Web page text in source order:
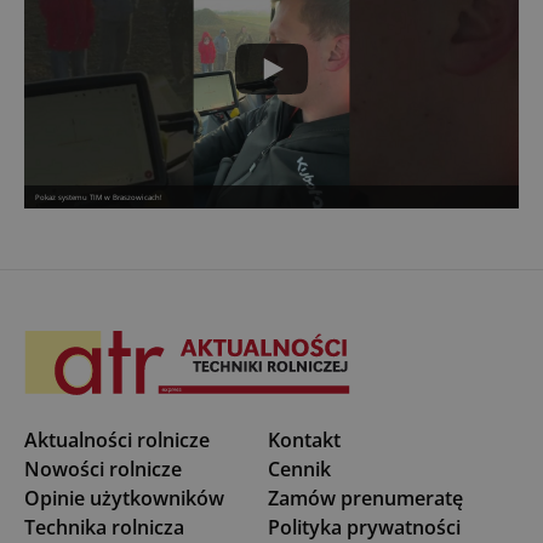
Pokaz systemu TIM w Braszowicach!
Aktualności rolnicze
Nowości rolnicze
Opinie użytkowników
Technika rolnicza
Kontakt
Cennik
Zamów prenumeratę
Polityka prywatności